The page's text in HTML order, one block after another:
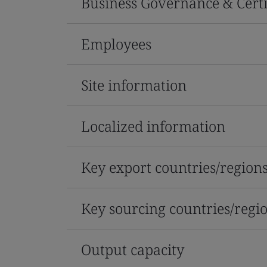
Employees
Site information
Localized information
Key export countries/regions
Key sourcing countries/
Output capacity